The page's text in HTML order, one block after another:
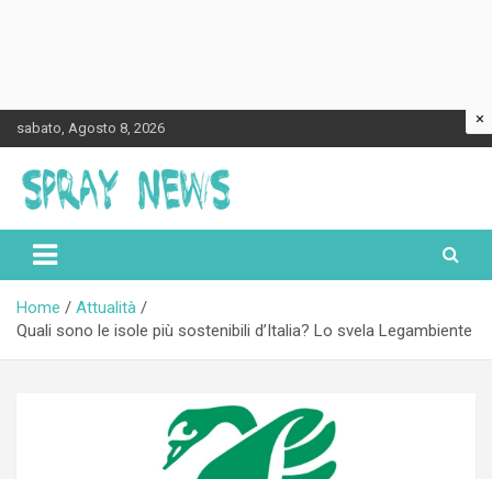
to
content
sabato, Agosto 8, 2026
Spraynews.it
Home
Attualità
Quali sono le isole più sostenibili d’Italia? Lo svela Legambiente
×